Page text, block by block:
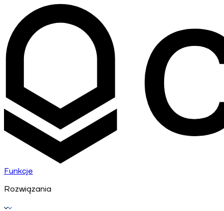
Funkcje
Rozwiązania